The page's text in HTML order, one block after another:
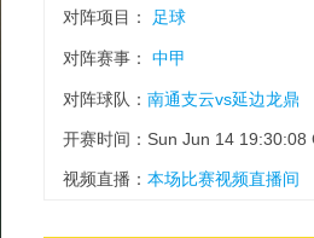
对阵项目： 足球
对阵赛事： 中甲
对阵球队： 南通支云vs延边龙鼎
开赛时间：Sun Jun 14 19:30:08
视频直播： 本场比赛视频直播间